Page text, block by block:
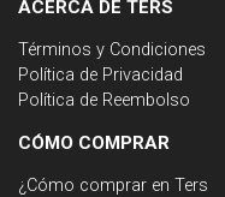
ACERCA DE TERS
Términos y Condiciones
Política de Privacidad
Política de Reembolso
CÓMO COMPRAR
¿Cómo comprar en Ters